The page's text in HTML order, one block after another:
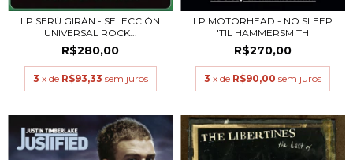
LP SERÚ GIRÁN - SELECCIÓN
UNIVERSAL ROCK...
R$280,00
3 x de R$93,33 sem juros
LP MOTÖRHEAD - NO SLEEP
'TIL HAMMERSMITH
R$270,00
3 x de R$90,00 sem juros